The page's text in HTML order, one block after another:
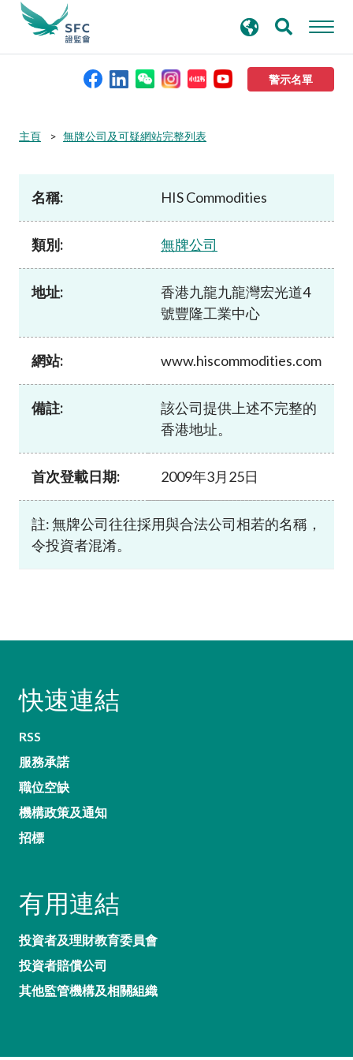
警示名單
本會簡介
規則及標準
資料庫
加入本會
尋
主頁 無牌公司及可疑網站完整列表
名稱: HIS Commodities
類別: 無牌公司
地址:
香港九龍九龍灣宏光道4
號豐隆工業中心
網站: www.hiscommodities.com
備註:
該公司提供上述不完整的
香港地址。
首次登載日期: 2009年3月25日
註: 無牌公司往往採用與合法公司相若的名稱，
令投資者混淆。
快速連結
RSS
服務承諾
職位空缺
機構政策及通知
招標
有用連結
投資者及理財教育委員會
投資者賠償公司
其他監管機構及相關組織